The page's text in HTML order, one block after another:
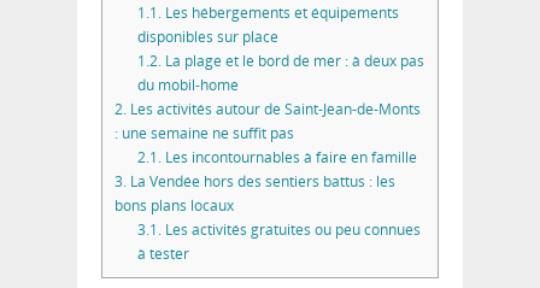
1.1.Les hébergements et équipements
disponibles sur place
1.2.La plage et le bord de mer : à deux pas
du mobil-home
2. Les activités autour de Saint-Jean-de-Monts
: une semaine ne suffit pas
2.1.Les incontournables à faire en famille
3. La Vendée hors des sentiers battus : les
bons plans locaux
3.1.Les activités gratuites ou peu connues
à tester